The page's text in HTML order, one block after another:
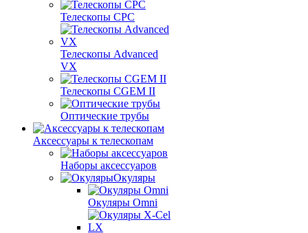
Телескопы CPC
Телескопы Advanced
VX
Телескопы CGEM II
Оптические трубы
Аксессуары к телескопам
Наборы аксессуаров
Окуляры
Окуляры Omni